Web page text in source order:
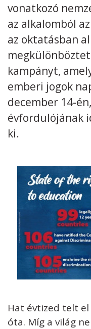
Adatkezelési tájékoztató
vonatkozó
az alkalomból
az oktatásban
kampányt,
emberi jogok
december 14-
évfordulójának
ki.
Hat évtized telt el
óta. Míg a világ